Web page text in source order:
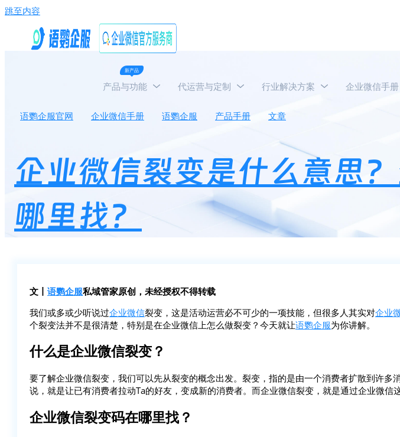
跳至内容
新产品
产品与功能 代运营与定制 行业解决方案 企业微信手册
语鹦企服官网 企业微信手册 语鹦企服 产品手册 文章 企业微信裂变是什么意
企业微信裂变是什么意思
哪里找？
文丨 语鹦企服私域管家原创，未经授权不得转载
我们或多或少听说过企业微信裂变，这是活动运营必不可少的一项技能，但很多人其实对企业
个裂变法并不是很清楚，特别是在企业微信上怎么做裂变？今天就让语鹦企服为你讲解。
什么是企业微信裂变？
要了解企业微信裂变，我们可以先从裂变的概念出发。裂变，指的是由一个消费者扩散到许多
说，就是让已有消费者拉动Ta的好友，变成新的消费者。而企业微信裂变，就是通过企业微信
企业微信裂变码在哪里找？